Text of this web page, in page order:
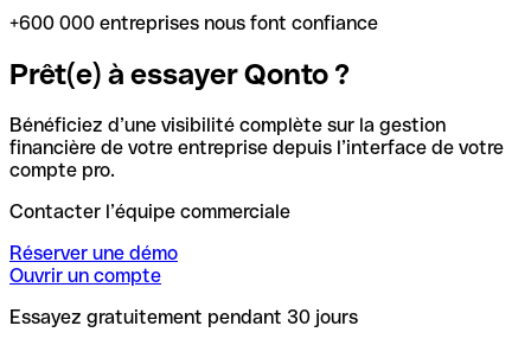
+600 000 entreprises nous font confiance
Prêt(e) à essayer Qonto ?
Bénéficiez d’une visibilité complète sur la gestion
financière de votre entreprise depuis l’interface de votre
compte pro.
Contacter l’équipe commerciale
Réserver une démo
Ouvrir un compte
Essayez gratuitement pendant 30 jours